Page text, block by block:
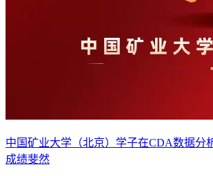
中国矿业大学（北京）学子在CDA数据分
成绩斐然